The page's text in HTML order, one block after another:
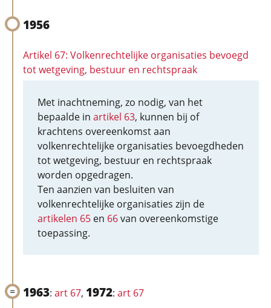
1956
Artikel 67: Volkenrechtelijke organisaties bevoegd
tot wetgeving, bestuur en rechtspraak
Met inachtneming, zo nodig, van het
bepaalde in artikel 63, kunnen bij of
krachtens overeenkomst aan
volkenrechtelijke organisaties bevoegdheden
tot wetgeving, bestuur en rechtspraak
worden opgedragen.
Ten aanzien van besluiten van
volkenrechtelijke organisaties zijn de
artikelen 65 en 66van overeenkomstige
toepassing.
1963: art 67, 1972: art 67